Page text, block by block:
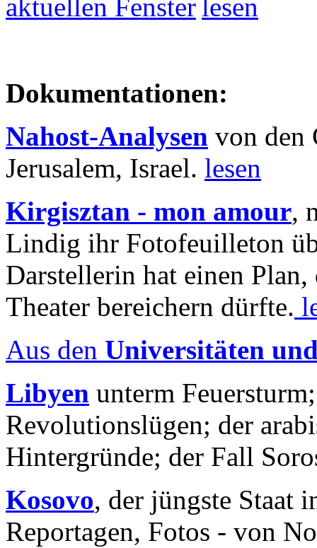
lesen
Dokumentationen:
Nahost-Analysen von den
Jerusalem, Israel. lesen
Kirgisztan - mon amour,
Lindig ihr Fotofeuilleton
Darstellerin hat einen Plan,
Theater bereichern dürfte.
Aus den Universitäten
Libyen unterm
Revolutionslügen; der
Hintergründe; der Fall
Kosovo, der jüngste Staat
Reportagen, Fotos - von